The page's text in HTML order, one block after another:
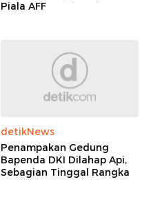
Piala AFF
detikNews
Penampakan Gedung
Bapenda DKI Dilahap Api,
Sebagian Tinggal Rangka